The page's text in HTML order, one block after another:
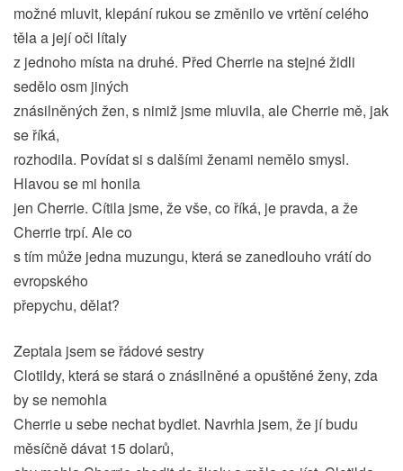
možné mluvit, klepání rukou se změnilo ve vrtění celého
těla a její oči lítaly
z jednoho místa na druhé. Před Cherrie na stejné židli
sedělo osm jiných
znásilněných žen, s nimiž jsme mluvila, ale Cherrie mě, jak
se říká,
rozhodila. Povídat si s dalšími ženami nemělo smysl.
Hlavou se mi honila
jen Cherrie. Cítila jsme, že vše, co říká, je pravda, a že
Cherrie trpí. Ale co
s tím může jedna muzungu, která se zanedlouho vrátí do
evropského
přepychu, dělat?
Zeptala jsem se řádové sestry
Clotildy, která se stará o znásilněné a opuštěné ženy, zda
by se nemohla
Cherrie u sebe nechat bydlet. Navrhla jsem, že jí budu
měsíčně dávat 15 dolarů,